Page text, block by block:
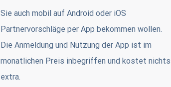
Sie auch mobil auf Android oder iOS
Partnervorschläge per App bekommen wollen.
Die Anmeldung und Nutzung der App ist im
monatlichen Preis inbegriffen und kostet nichts
extra.